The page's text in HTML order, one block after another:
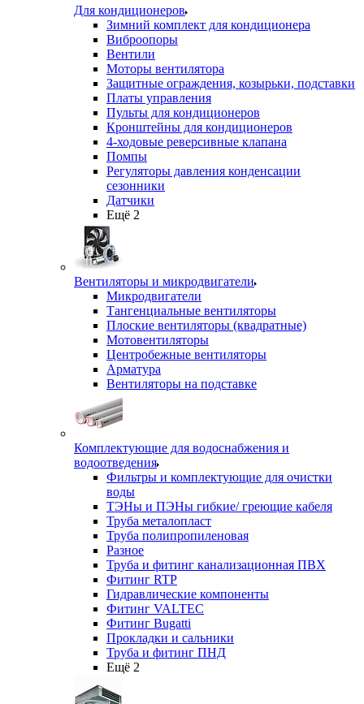
Для кондиционеров
Зимний комплект для кондиционера
Виброопоры
Вентили
Моторы вентилятора
Защитные ограждения, козырьки, подставки
Платы управления
Пульты для кондиционеров
Кронштейны для кондиционеров
4-ходовые реверсивные клапана
Помпы
Регуляторы давления конденсации
сезонники
Датчики
Ещё 2
Вентиляторы и микродвигатели
Микродвигатели
Тангенциальные вентиляторы
Плоские вентиляторы (квадратные)
Мотовентиляторы
Центробежные вентиляторы
Арматура
Вентиляторы на подставке
Комплектующие для водоснабжения и
водоотведения
Фильтры и комплектующие для очистки
воды
ТЭНы и ПЭНы гибкие/ греющие кабеля
Труба металопласт
Труба полипропиленовая
Разное
Труба и фитинг канализационная ПВХ
Фитинг RTP
Гидравлические компоненты
Фитинг VALTEC
Фитинг Bugatti
Прокладки и сальники
Труба и фитинг ПНД
Ещё 2